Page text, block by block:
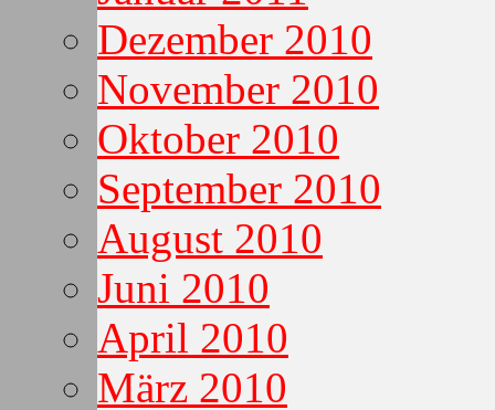
Dezember 2010
November 2010
Oktober 2010
September 2010
August 2010
Juni 2010
April 2010
März 2010